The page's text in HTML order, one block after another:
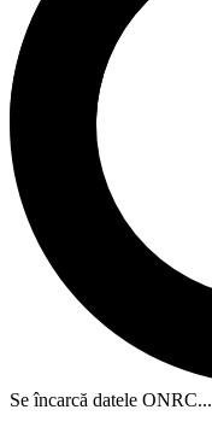
Se încarcă datele ONRC...